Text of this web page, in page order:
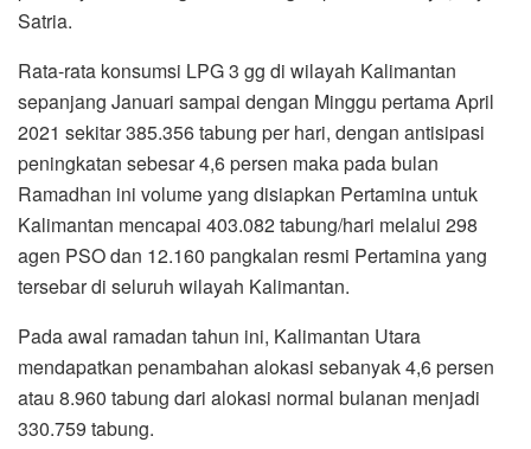
Satria.
Rata-rata konsumsi LPG 3 gg di wilayah Kalimantan
sepanjang Januari sampai dengan Minggu pertama April
2021 sekitar 385.356 tabung per hari, dengan antisipasi
peningkatan sebesar 4,6 persen maka pada bulan
Ramadhan ini volume yang disiapkan Pertamina untuk
Kalimantan mencapai 403.082 tabung/hari melalui 298
agen PSO dan 12.160 pangkalan resmi Pertamina yang
tersebar di seluruh wilayah Kalimantan.
Pada awal ramadan tahun ini, Kalimantan Utara
mendapatkan penambahan alokasi sebanyak 4,6 persen
atau 8.960 tabung dari alokasi normal bulanan menjadi
330.759 tabung.